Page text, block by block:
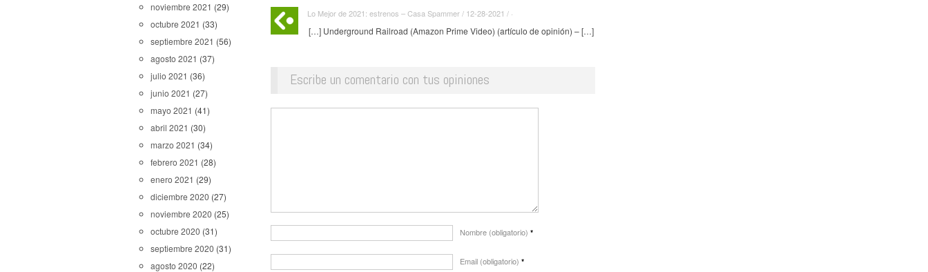
noviembre 2021 (29)
octubre 2021 (33)
septiembre 2021 (56)
agosto 2021 (37)
julio 2021 (36)
junio 2021 (27)
mayo 2021 (41)
abril 2021 (30)
marzo 2021 (34)
febrero 2021 (28)
enero 2021 (29)
diciembre 2020 (27)
noviembre 2020 (25)
octubre 2020 (31)
septiembre 2020 (31)
agosto 2020 (22)
Lo Mejor de 2021: estrenos – Casa Spammer / 12-28-2021 / ·
[…] Underground Railroad (Amazon Prime Video) (artículo de opinión) – […]
Escribe un comentario con tus opiniones
Nombre (obligatorio) *
Email (obligatorio) *